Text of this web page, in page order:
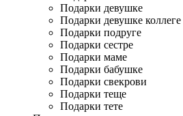
Подарки девушке
Подарки девушке коллеге
Подарки подруге
Подарки сестре
Подарки маме
Подарки бабушке
Подарки свекрови
Подарки теще
Подарки тете